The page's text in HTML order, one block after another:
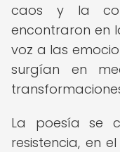
caos y la
encontraron en
voz a las
surgían en
La poesía se
resistencia, en